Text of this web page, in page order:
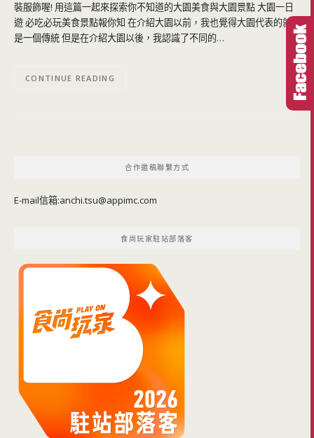
裝服飾喔! 用這篇一起來探索你不知道的大園美食與大園景點 大園一日
遊 必吃必玩美食景點報你知 在介紹大園以前，我也覺得大園代表的就
是一個傳統 但是在介紹大園以後，我認識了不同的…
CONTINUE READING
合作邀稿聯繫方式
E-mail信箱:anchi.tsu@appimc.com
食尚玩家駐站部落客